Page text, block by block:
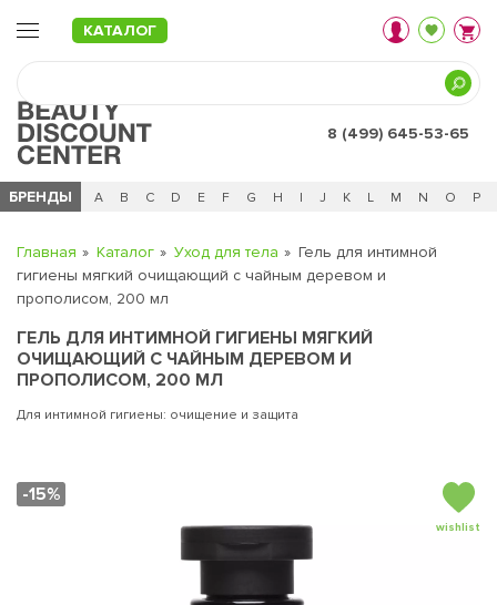
КАТАЛОГ
8 (499) 645-53-65
БРЕНДЫ
Ч 0 - 9 A B C D E F G H I J K L M N O P
Главная Каталог Уход для тела
Гель для интимной
гигиены мягкий очищающий с чайным деревом и
прополисом, 200 мл
ГЕЛЬ ДЛЯ ИНТИМНОЙ ГИГИЕНЫ МЯГКИЙ
ОЧИЩАЮЩИЙ С ЧАЙНЫМ ДЕРЕВОМ И
ПРОПОЛИСОМ, 200 МЛ
Для интимной гигиены: очищение и защита
-15%
wishlist